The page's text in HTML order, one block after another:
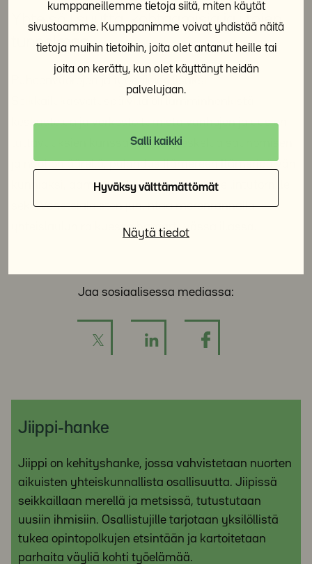
kumppaneillemme tietoja siitä, miten käytät
sivustoamme. Kumppanimme voivat yhdistää näitä
tietoja muihin tietoihin, joita olet antanut heille tai
joita on kerätty, kun olet käyttänyt heidän
palvelujaan.
Salli kaikki
Hyväksy välttämättömät
Näytä tiedot
Yhteisöllisyyttä, kohtaamisia ja iltojen
tunnelmaa
keskustelua ja verkostoitumista vanhojen ja uusien
tuttavuuksien kanssa, rentoa oleskelua saunomisen
ja nuotion äärellä, pulahdus Itämereen Itämeripäivän
kunniaksi, aamuinen linturetki läheiselle lintutornille
sekä Venetsialaisten juhlintaa merenrannalla
yhteislaulun raikuessa hämärtyvässä illassa.
Jaa sosiaalisessa mediassa:
Jiippi-hanke
Jiippi on kehityshanke, jossa vahvistetaan nuorten
aikuisten yhteiskunnallista osallisuutta. Jiipissä
seikkaillaan merellä ja metsissä, tutustutaan
uusiin ihmisiin. Osallistujille tarjotaan yksilöllistä
tukea opintopolkujen etsintään ja kartoitetaan
parhaita väyliä kohti työelämää.